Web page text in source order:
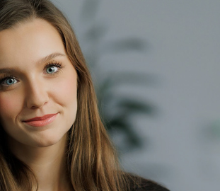
Zdjęcia wizerunkowe Wrocław
2023